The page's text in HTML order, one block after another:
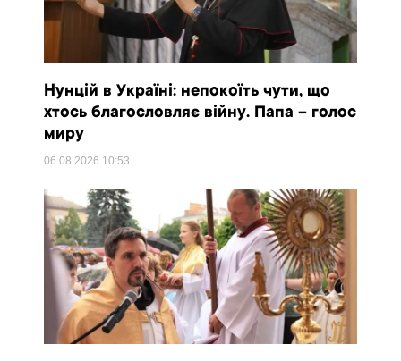
Нунцій в Україні: непокоїть чути, що
хтось благословляє війну. Папа – голос
миру
06.08.2026 10:53